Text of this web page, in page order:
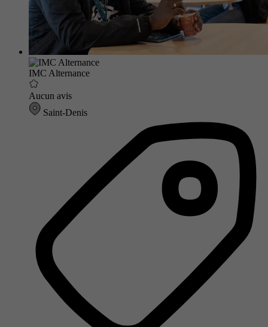
IMC Alternance
Aucun avis
Saint-Denis